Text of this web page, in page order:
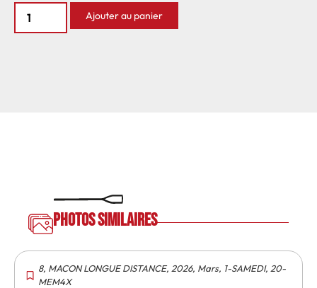
Ajouter au panier
Photos similaires
8, MACON LONGUE DISTANCE, 2026, Mars, 1-SAMEDI, 20-
MEM4X